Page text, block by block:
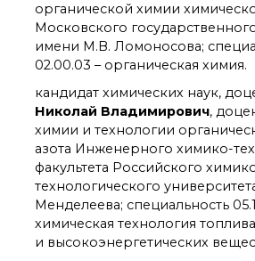
Аддитивные
технологии
Электронная
Награды сотрудников
ИОХ РАН
Мероприятия
Конференции
Журналы
Национальные
проекты России
Разработки
органической химии
Московского
имени М.В. Ломоносова;
02.00.03 – органическая химия.
кандидат химических наук,
Николай Владимирович,
химии и технологии
азота Инженерного химико-
факультета Российского
технологического
Менделеева; специальность
химическая технология топлива
и высокоэнергетических